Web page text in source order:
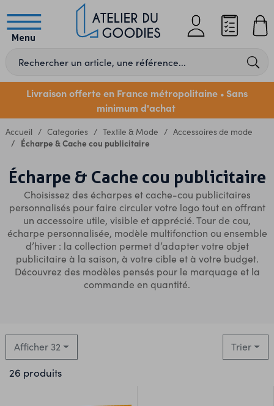
Menu
Livraison offerte en France métropolitaine • Sans
minimum d'achat
Accueil Categories Textile & Mode
Accessoires de mode
Écharpe & Cache cou publicitaire
Écharpe & Cache cou publicitaire
Choisissez des écharpes et cache-cou publicitaires
personnalisés pour faire circuler votre logo tout en offrant
un accessoire utile, visible et apprécié. Tour de cou,
écharpe personnalisée, modèle multifonction ou ensemble
d’hiver: la collection permet d’adapter votre objet
publicitaire à la saison, à votre cible et à votre budget.
Découvrez des modèles pensés pour le marquage et la
commande en quantité.
Afficher 32 Trier
26 produits